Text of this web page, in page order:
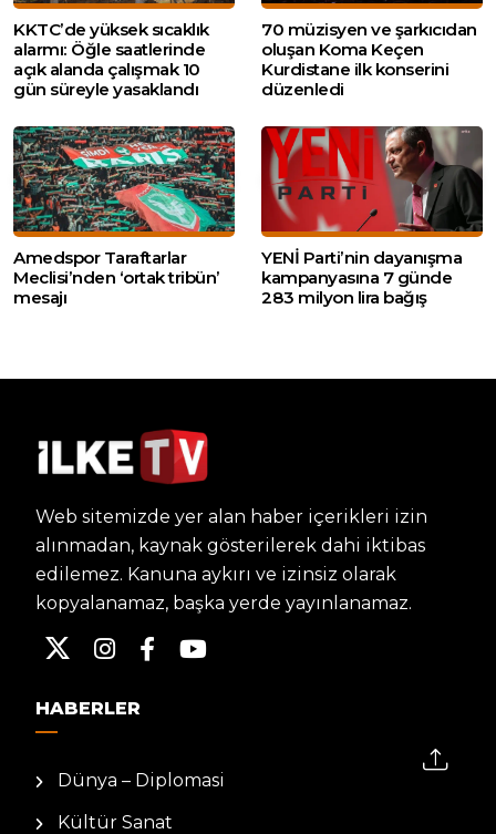
KKTC’de yüksek sıcaklık
alarmı: Öğle saatlerinde
açık alanda çalışmak 10
gün süreyle yasaklandı
70 müzisyen ve şarkıcıdan
oluşan Koma Keçen
Kurdistane ilk konserini
düzenledi
Amedspor Taraftarlar
Meclisi’nden ‘ortak tribün’
mesajı
YENİ Parti’nin dayanışma
kampanyasına 7 günde
283 milyon lira bağış
Web sitemizde yer alan haber içerikleri izin
alınmadan, kaynak gösterilerek dahi iktibas
edilemez. Kanuna aykırı ve izinsiz olarak
kopyalanamaz, başka yerde yayınlanamaz.
HABERLER
Dünya – Diplomasi
Kültür Sanat